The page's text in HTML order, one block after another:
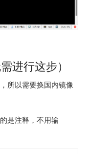
进行这步）
所以需要换国内镜像
是注释，不用输